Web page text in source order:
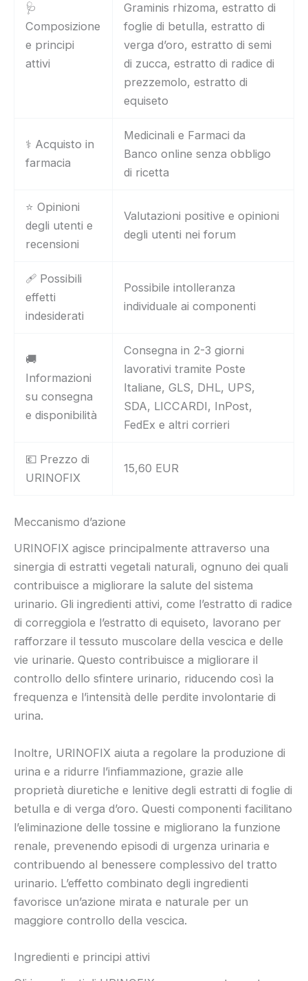
🩺
Composizione
e principi
attivi
Graminis rhizoma, estratto di
foglie di betulla, estratto di
verga d’oro, estratto di semi
di zucca, estratto di radice di
prezzemolo, estratto di
equiseto
⚕️ Acquisto in
farmacia
Medicinali e Farmaci da
Banco online senza obbligo
di ricetta
⭐ Opinioni
degli utenti e
recensioni
Valutazioni positive e opinioni
degli utenti nei forum
🩹 Possibili
effetti
indesiderati
Possibile intolleranza
individuale ai componenti
🚚
Informazioni
su consegna
e disponibilità
Consegna in 2-3 giorni
lavorativi tramite Poste
Italiane, GLS, DHL, UPS,
SDA, LICCARDI, InPost,
FedEx e altri corrieri
💶 Prezzo di
URINOFIX
15,60 EUR
Meccanismo d’azione
URINOFIX agisce principalmente attraverso una
sinergia di estratti vegetali naturali, ognuno dei quali
contribuisce a migliorare la salute del sistema
urinario. Gli ingredienti attivi, come l’estratto di radice
di correggiola e l’estratto di equiseto, lavorano per
rafforzare il tessuto muscolare della vescica e delle
vie urinarie. Questo contribuisce a migliorare il
controllo dello sfintere urinario, riducendo così la
frequenza e l’intensità delle perdite involontarie di
urina.
Inoltre, URINOFIX aiuta a regolare la produzione di
urina e a ridurre l’infiammazione, grazie alle
proprietà diuretiche e lenitive degli estratti di foglie di
betulla e di verga d’oro. Questi componenti facilitano
l’eliminazione delle tossine e migliorano la funzione
renale, prevenendo episodi di urgenza urinaria e
contribuendo al benessere complessivo del tratto
urinario. L’effetto combinato degli ingredienti
favorisce un’azione mirata e naturale per un
maggiore controllo della vescica.
Ingredienti e principi attivi